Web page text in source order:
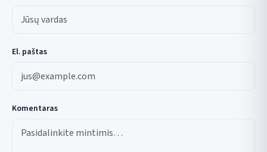
El. paštas
Komentaras